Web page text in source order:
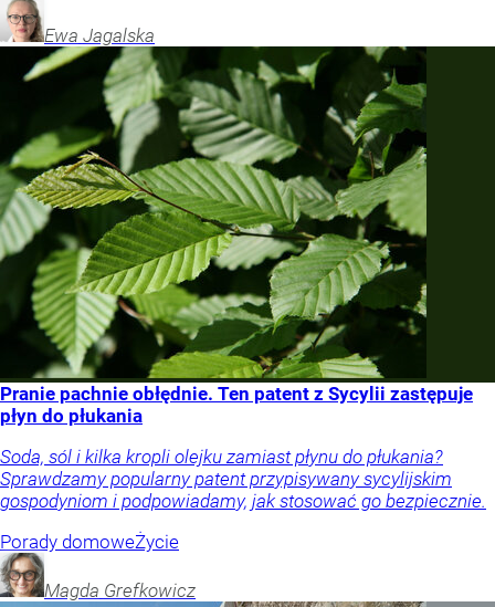
Ewa Jagalska
Pranie pachnie obłędnie. Ten patent z Sycylii zastępuje
płyn do płukania
Soda, sól i kilka kropli olejku zamiast płynu do płukania?
Sprawdzamy popularny patent przypisywany sycylijskim
gospodyniom i podpowiadamy, jak stosować go bezpiecznie.
Porady domoweŻycie
Magda Grefkowicz